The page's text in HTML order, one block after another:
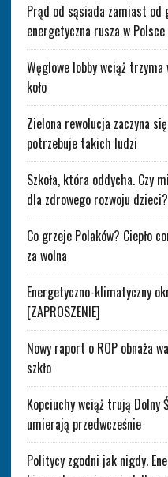
Prąd od sąsiada zamiast od
energetyczna rusza w Polsce
Węglowe lobby wciąż trzyma
koło
Zielona rewolucja zaczyna
potrzebuje takich ludzi
Szkoła, która oddycha. Czy
dla zdrowego rozwoju dzieci?
Co grzeje Polaków? Ciepło
za wolna
Energetyczno-klimatyczny
[ZAPROSZENIE]
Nowy raport o ROP obnaża
szkło
Kopciuchy wciąż trują Dolny
umierają przedwcześnie
Politycy zgodni jak nigdy.